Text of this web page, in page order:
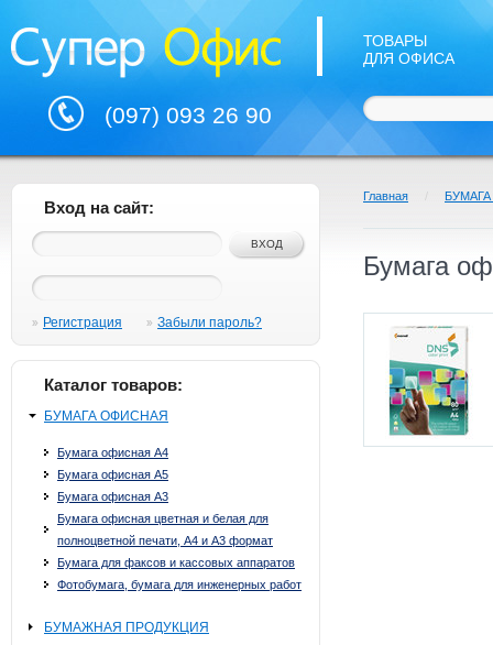
(097) 093 26 90
ТОВАРЫ
ДЛЯ ОФИСА
Вход на сайт:
Регистрация Забыли пароль?
Каталог товаров:
БУМАГА ОФИСНАЯ
Бумага офисная А4
Бумага офисная А5
Бумага офисная А3
Бумага офисная цветная и белая для
полноцветной печати, А4 и А3 формат
Бумага для факсов и кассовых аппаратов
Фотобумага, бумага для инженерных работ
БУМАЖНАЯ ПРОДУКЦИЯ
Главная /
Бумага